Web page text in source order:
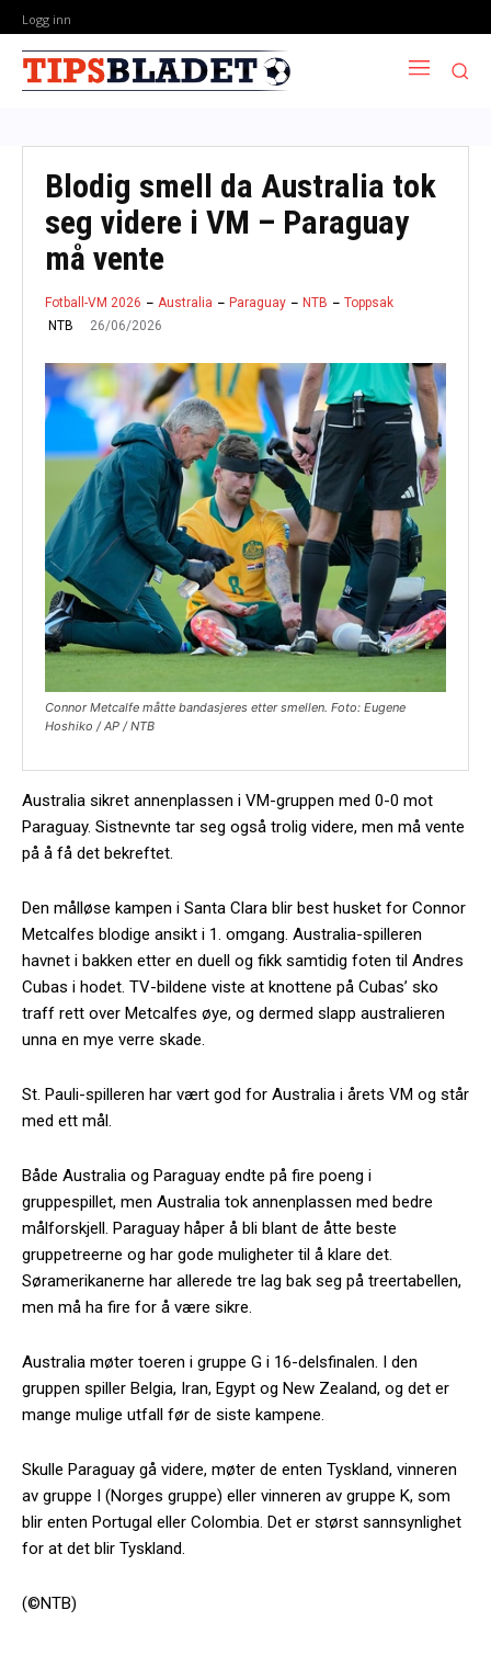
Logg inn
Blodig smell da Australia tok
seg videre i VM – Paraguay
må vente
Fotball-VM 2026 Australia Paraguay NTB
Toppsak
NTB
26/06/2026
Connor Metcalfe måtte bandasjeres etter smellen. Foto: Eugene
Hoshiko / AP / NTB
Australia sikret annenplassen i VM-gruppen med 0-0 mot
Paraguay. Sistnevnte tar seg også trolig videre, men må vente
på å få det bekreftet.
Den målløse kampen i Santa Clara blir best husket for Connor
Metcalfes blodige ansikt i 1. omgang. Australia-spilleren
havnet i bakken etter en duell og fikk samtidig foten til Andres
Cubas i hodet. TV-bildene viste at knottene på Cubas’ sko
traff rett over Metcalfes øye, og dermed slapp australieren
unna en mye verre skade.
St. Pauli-spilleren har vært god for Australia i årets VM og står
med ett mål.
Både Australia og Paraguay endte på fire poeng i
gruppespillet, men Australia tok annenplassen med bedre
målforskjell. Paraguay håper å bli blant de åtte beste
gruppetreerne og har gode muligheter til å klare det.
Søramerikanerne har allerede tre lag bak seg på treertabellen,
men må ha fire for å være sikre.
Australia møter toeren i gruppe G i 16-delsfinalen. I den
gruppen spiller Belgia, Iran, Egypt og New Zealand, og det er
mange mulige utfall før de siste kampene.
Skulle Paraguay gå videre, møter de enten Tyskland, vinneren
av gruppe I (Norges gruppe) eller vinneren av gruppe K, som
blir enten Portugal eller Colombia. Det er størst sannsynlighet
for at det blir Tyskland.
(©NTB)